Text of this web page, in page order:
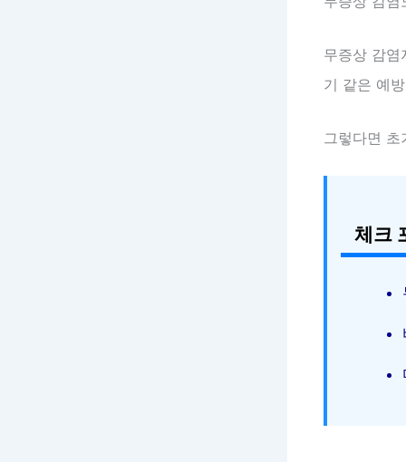
무증상 감
기 같은 예
그렇다면
체크